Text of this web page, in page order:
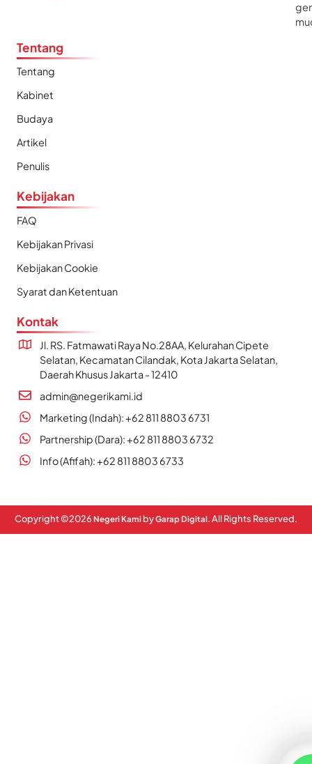
Tentang
Tentang
Kabinet
Budaya
Artikel
Penulis
Kebijakan
FAQ
Kebijakan Privasi
Kebijakan Cookie
Syarat dan Ketentuan
Kontak
Jl. RS. Fatmawati Raya No.28AA, Kelurahan Cipete
Selatan, Kecamatan Cilandak, Kota Jakarta Selatan,
Daerah Khusus Jakarta - 12410
admin@negerikami.id
Marketing (Indah): +62 811 8803 6731
Partnership (Dara): +62 811 8803 6732
Info (Afifah): +62 811 8803 6733
Copyright ©2026 Negeri Kami byGarap Digital. All Rights Reserved.